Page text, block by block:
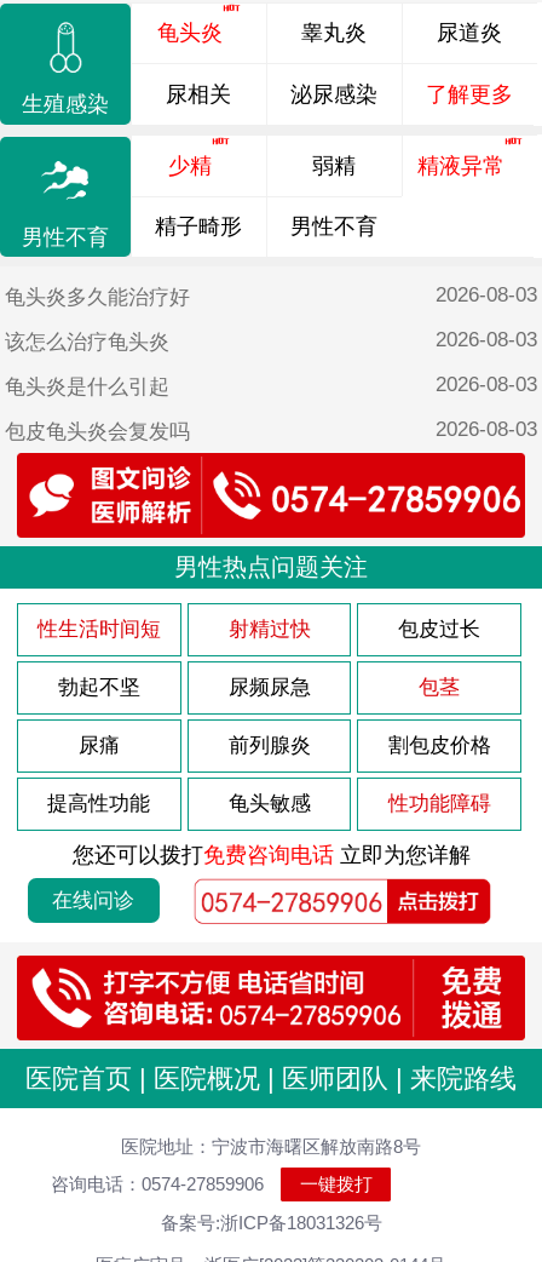
生殖感染
龟头炎 睾丸炎 尿道炎
尿相关 泌尿感染 了解更多
男性不育
少精 弱精 精液异常
精子畸形 男性不育
龟头炎多久能治疗好 2026-08-03
该怎么治疗龟头炎 2026-08-03
龟头炎是什么引起 2026-08-03
包皮龟头炎会复发吗 2026-08-03
导致包皮龟头炎原因
前列腺肥大如何调理 2026-08-03
前列腺肥大什么原因
前列腺炎的病因是什么 2026-08-03
前列腺的症状是怎样的 2026-08-03
男性尿道炎发病原因分析 2026-07-29
尿道炎症状 男性怎么治疗 2026-07-29
男性尿道炎会有什么原因 2026-07-29
急性尿道炎持续多久 2026-07-29
男性尿道炎怎么好 2026-07-29
包皮过长是怎样产生的 2026-07-19
包皮过长长期会有什么危害吗 2026-07-19
包皮过长有什么症状 2026-07-19
男性包皮过长对女性的影响
包皮过长有危害吗？
包皮过长对男人健康威胁很大
包皮过长的危害有哪些是很多朋友都关心的问题
包皮过长的症状表现是什么
男性热点问题关注
性生活时间短 射精过快 包皮过长
勃起不坚 尿频尿急 包茎
尿痛 前列腺炎 割包皮价格
提高性功能 龟头敏感 性功能障碍
您还可以拨打免费咨询电话立即为您详解
在线问诊
医院首页 | 医院概况 | 医师团队 | 来院路线
医院地址：宁波市海曙区解放南路8号
咨询电话：0574-27859906
一键拨打
备案号:浙ICP备18031326号